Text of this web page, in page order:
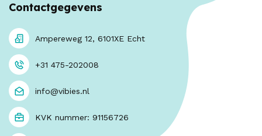
Contactgegevens
Ampereweg 12, 6101XE Echt
+31 475-202008
info@vibies.nl
KVK nummer: 91156726